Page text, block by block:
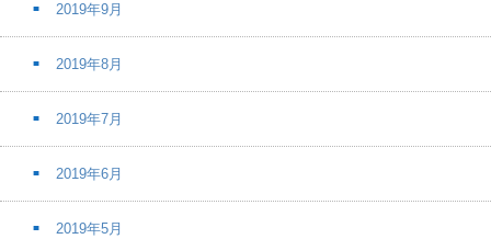
2019年9月
2019年8月
2019年7月
2019年6月
2019年5月